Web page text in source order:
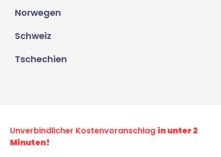
Norwegen
Schweiz
Tschechien
Unverbindlicher Kostenvoranschlag in unter 2
Minuten!